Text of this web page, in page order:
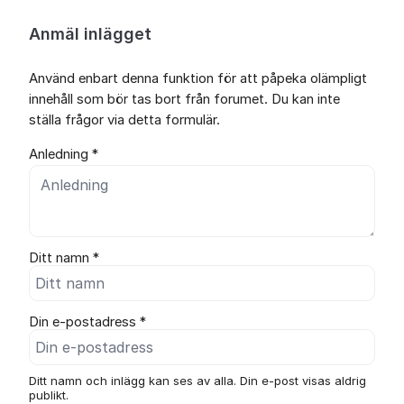
Anmäl inlägget
Använd enbart denna funktion för att påpeka olämpligt
innehåll som bör tas bort från forumet. Du kan inte
ställa frågor via detta formulär.
Anledning *
Ditt namn *
Din e-postadress *
Ditt namn och inlägg kan ses av alla. Din e-post visas aldrig
publikt.